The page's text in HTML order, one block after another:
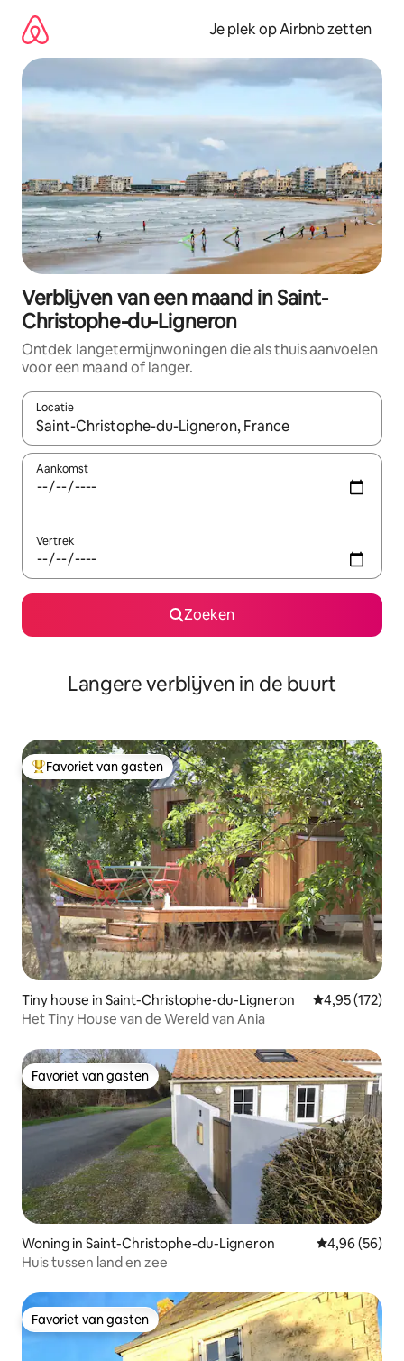
direct
naar
inhoud
Je plek op Airbnb zetten
Verblijven van een maand in Saint-
Christophe-du-Ligneron
Ontdek langetermijnwoningen die als thuis aanvoelen
voor een maand of langer.
Locatie
Wanneer er resultaten beschikbaar zijn, maak je een keuze
Aankomst
Vertrek
Zoeken
Langere verblijven in de buurt
Topfavoriet van gasten
Favoriet van gasten
Tiny house in Saint-Christophe-du-Ligneron Gemiddelde
4,95 (172)
Het Tiny House van de Wereld van Ania
Favoriet van gasten
Favoriet van gasten
Woning in Saint-Christophe-du-Ligneron Gemiddelde
4,96 (56)
Huis tussen land en zee
Favoriet van gasten
Favoriet van gasten